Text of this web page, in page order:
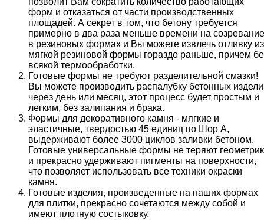
форм и отказаться от части производственных
площадей. А секрет в том, что бетону требуется
примерно в два раза меньше времени на созревание
в резиновых формах и Вы можете извлечь отливку из
мягкой резиновой формы гораздо раньше, причем
всякой термообработки.
Готовые формы не требуют разделительной смазки!
Вы можете производить распалубку бетонных
через день или месяц, этот процесс будет простым и
легким, без залипания и брака.
Формы для декоративного камня - мягкие и
эластичные, твердостью 45 единиц по Шор А,
выдерживают более 3000 циклов заливки бетоном.
Готовые универсальные формы не теряют
и прекрасно удерживают пигменты на поверхности,
что позволяет использовать все техники окраски
камня.
Готовые изделия, произведенные на наших формах
для плитки, прекрасно сочетаются между собой и
имеют плотную состыковку.